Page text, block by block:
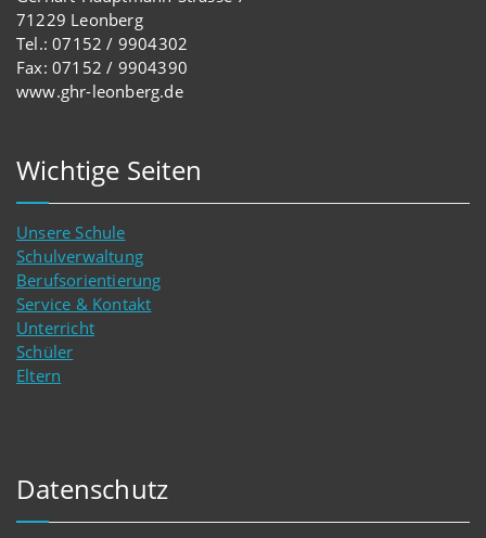
71229 Leonberg
Tel.: 07152 / 9904302
Fax: 07152 / 9904390
www.ghr-leonberg.de
Wichtige Seiten
Unsere Schule
Schulverwaltung
Berufsorientierung
Service & Kontakt
Unterricht
Schüler
Eltern
Datenschutz